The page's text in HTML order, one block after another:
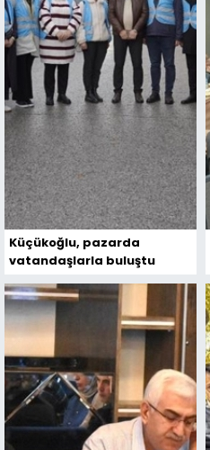
Küçükoğlu, pazarda
vatandaşlarla buluştu